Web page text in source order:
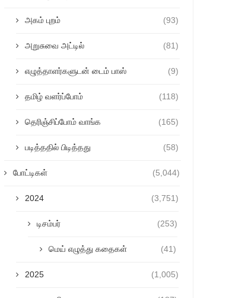
அகம் புறம் (93)
அறுசுவை அட்டில் (81)
எழுத்தாளர்களுடன் டைம் பாஸ் (9)
தமிழ் வளர்ப்போம் (118)
தெரிஞ்சிப்போம் வாங்க (165)
படித்ததில் பிடித்தது (58)
போட்டிகள் (5,044)
2024 (3,751)
டிசம்பர் (253)
மெய் எழுத்து கதைகள் (41)
2025 (1,005)